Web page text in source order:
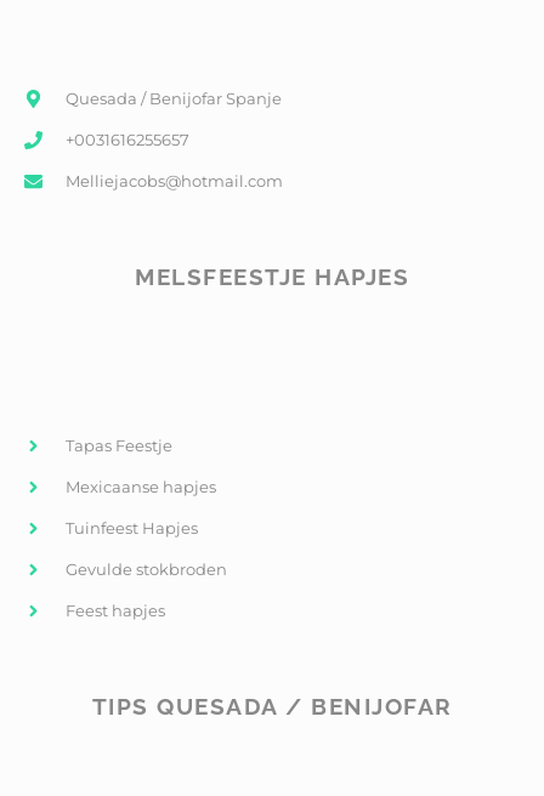
Quesada / Benijofar Spanje
+0031616255657
Melliejacobs@hotmail.com
MELSFEESTJE HAPJES
Tapas Feestje
Mexicaanse hapjes
Tuinfeest Hapjes
Gevulde stokbroden
Feest hapjes
TIPS QUESADA / BENIJOFAR